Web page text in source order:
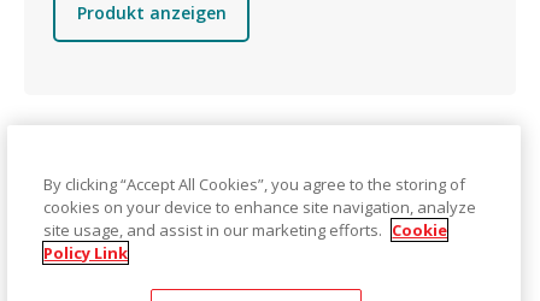
Produkt anzeigen
By clicking “Accept All Cookies”, you agree to the storing of
cookies on your device to enhance site navigation, analyze
site usage, and assist in our marketing efforts. Cookie
Policy Link